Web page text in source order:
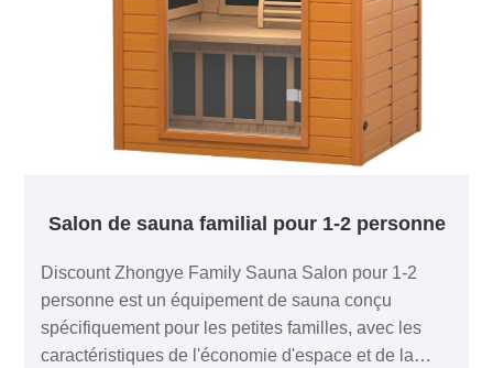
Salon de sauna familial pour 1-2 personne
Discount Zhongye Family Sauna Salon pour 1-2
personne est un équipement de sauna conçu
spécifiquement pour les petites familles, avec les
caractéristiques de l'économie d'espace et de la